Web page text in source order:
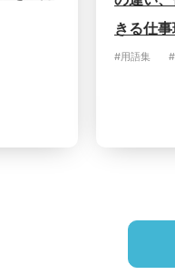
きる仕
#用語集